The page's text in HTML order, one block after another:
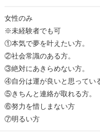
女性のみ
※未経験者でも可
①本気で夢を叶えたい方。
②社会常識のある方。
③絶対にあきらめない方。
④自分は運が良いと思ってい
⑤きちんと連絡が取れる方。
⑥努力を惜しまない方
⑦明るい方